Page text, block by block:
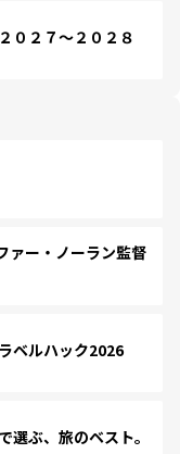
２７～２０２８
ァー・ノーラン監督
ベルハック2026
ぶ、旅のベスト。